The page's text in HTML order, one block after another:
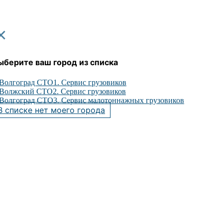
ваш город из списка
СТО1. Сервис грузовиков
СТО2. Сервис грузовиков
СТО3. Сервис малотоннажных грузовиков
списке нет моего города